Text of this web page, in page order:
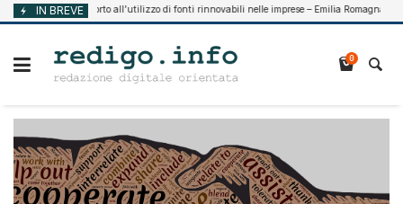
Vai
al
IN BREVE
2026 Supporto all’utilizzo di fonti rinnovabili nelle imprese – Emilia Romagna
0